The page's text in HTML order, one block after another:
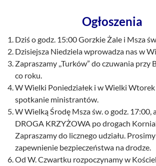
Ogłoszenia
Dziś o godz. 15:00 Gorzkie Żale i Msza
Dzisiejsza Niedziela wprowadza nas w
Zapraszamy ,,Turków” do czuwania przy
co roku.
W Wielki Poniedziałek i w Wielki
spotkanie ministrantów.
W Wielką Środę Msza św. o godz. 17:00,
DROGA KRZYŻOWA po drogach
Zapraszamy do licznego udziału.
zapewnienie bezpieczeństwa na drodze.
Od W. Czwartku rozpoczynamy w